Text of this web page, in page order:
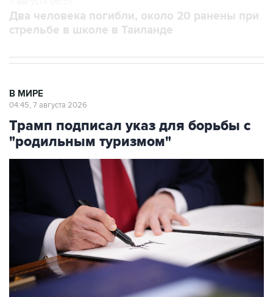
Два человека погибли, около 20 ранены при
стрельбе в школе в Таиланде
В МИРЕ
04:45, 7 августа 2026
Трамп подписал указ для борьбы с
"родильным туризмом"